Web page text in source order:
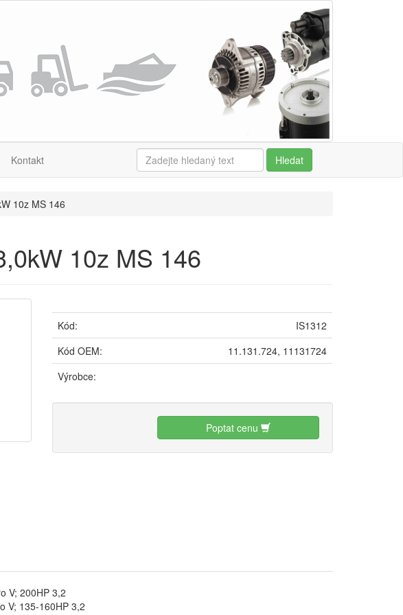
Kontakt Hledat
10z MS 146
10z MS 146
Kód:
IS1312
Kód OEM:
11.131.724, 11131724
Výrobce:
Poptat cenu
V; 200HP 3,2
V; 135-160HP 3,2